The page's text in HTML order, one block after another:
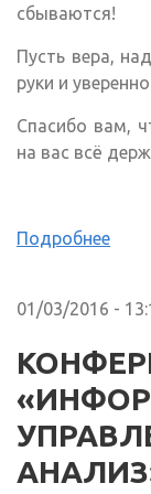
сбываются!
Пусть вера,
руки и
Спасибо вам,
на вас всё
Подробнее
01/03/2016 -